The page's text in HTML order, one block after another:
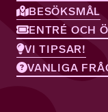
BESÖKSMÅL
ENTRÉ OCH
VI TIPSAR!
VANLIGA